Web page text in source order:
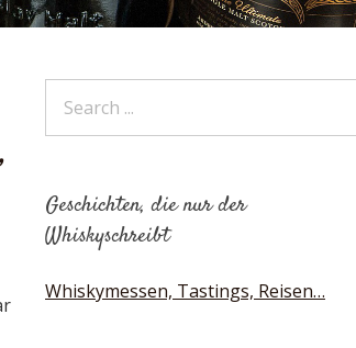
Geschichten, die nur der
Whiskyschreibt
Whiskymessen, Tastings, Reisen…